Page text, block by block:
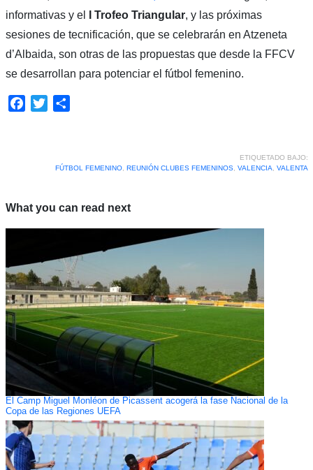
informativas y el
I Trofeo Triangular, y las próximas
sesiones de tecnificación, que se celebrarán en Atzeneta
d’Albaida, son otras de las propuestas que desde la FFCV
se desarrollan para potenciar el fútbol femenino.
Facebook
Twitter
ETIQUETADO BAJO:
FÚTBOL FEMENINO, REUNIÓN CLUBES FEMENINOS, VALENCIA, VALENTA
What you can read next
El Camp Miguel Monléon de Picassent acogerá la fase Nacional de la
Copa de las Regiones UEFA